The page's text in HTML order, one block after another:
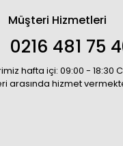
Müşteri Hizmetleri
0216 481 75
hafta içi: 09:00 - 18:30
arasında hizmet